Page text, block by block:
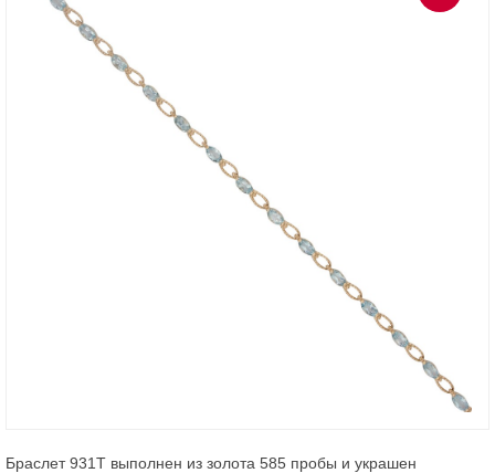
Браслет 931Т выполнен из золота 585 пробы и украшен